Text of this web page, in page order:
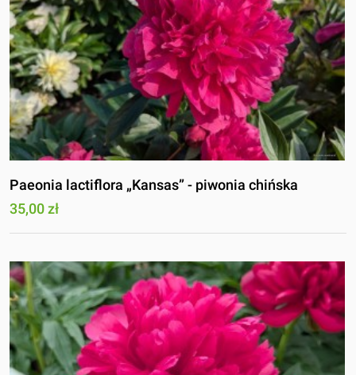
Paeonia lactiflora „Kansas” - piwonia chińska
35,00 zł